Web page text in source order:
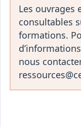
Les ouvrages
consultables
formations.
nous